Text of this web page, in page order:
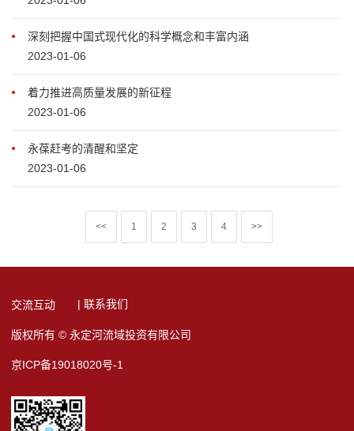
深刻把握中国式现代化的科学概念和丰富内涵
2023-01-06
着力推进高质量发展的新征程
2023-01-06
永葆赶考的清醒和坚定
2023-01-06
<< 1 2 3 4 >>
交流互动 | 联系我们
版权所有 © 永定河流域投资有限公司
京ICP备19018020号-1